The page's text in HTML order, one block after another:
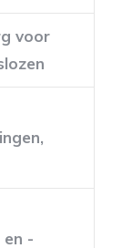
voor
en -